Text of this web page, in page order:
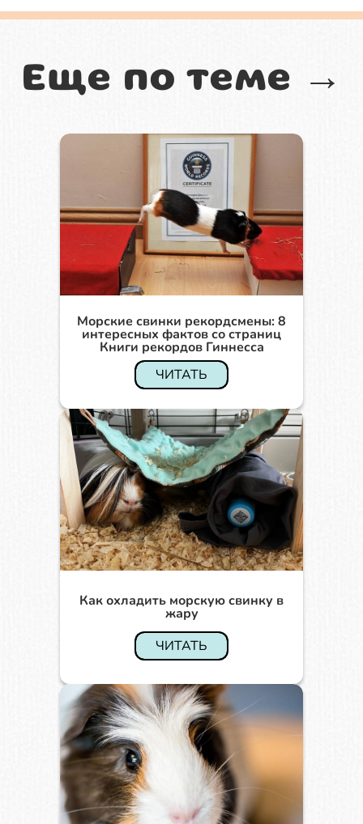
Еще по теме →
Морские свинки рекордсмены: 8
интересных фактов со страниц
Книги рекордов Гиннесса
ЧИТАТЬ
Как охладить морскую свинку в
жару
ЧИТАТЬ